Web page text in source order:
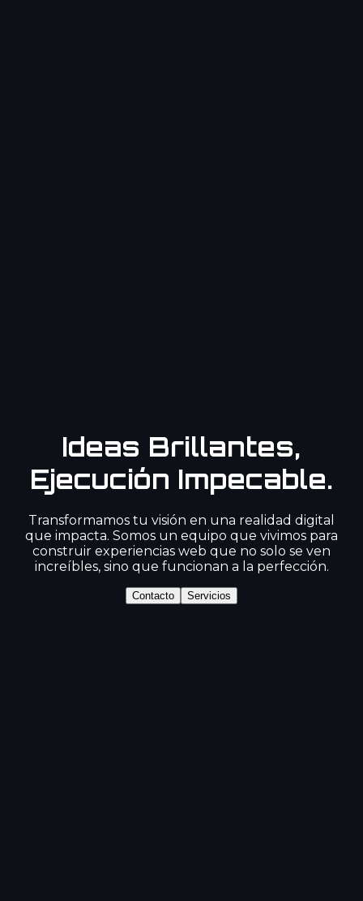
Ideas Brillantes,
Ejecución Impecable.
Transformamos tu visión en una realidad digital
que impacta. Somos un equipo que vivimos para
construir experiencias web que no solo se ven
increíbles, sino que funcionan a la perfección.
Contacto Servicios